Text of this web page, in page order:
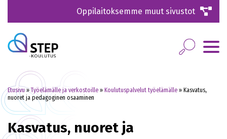
Oppilaitoksemme muut sivustot
Etusivu»Työelämälle ja verkostoille » Koulutuspalvelut työelämälle » Kasvatus,
nuoret ja pedagoginen osaaminen
Kasvatus, nuoret ja